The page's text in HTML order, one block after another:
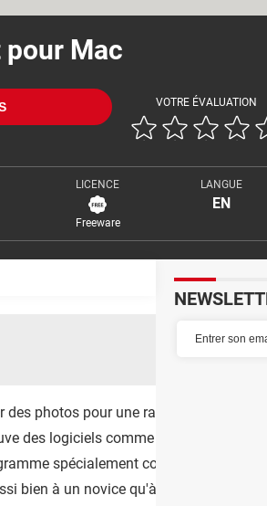
Mac
VOTRE ÉVALUATION
LICENCE
Freeware
LANGUE
EN
photos pour une raison ou une autre.
des logiciels comme
spécialement conçu pour
bien à un novice qu'à un utilisateur